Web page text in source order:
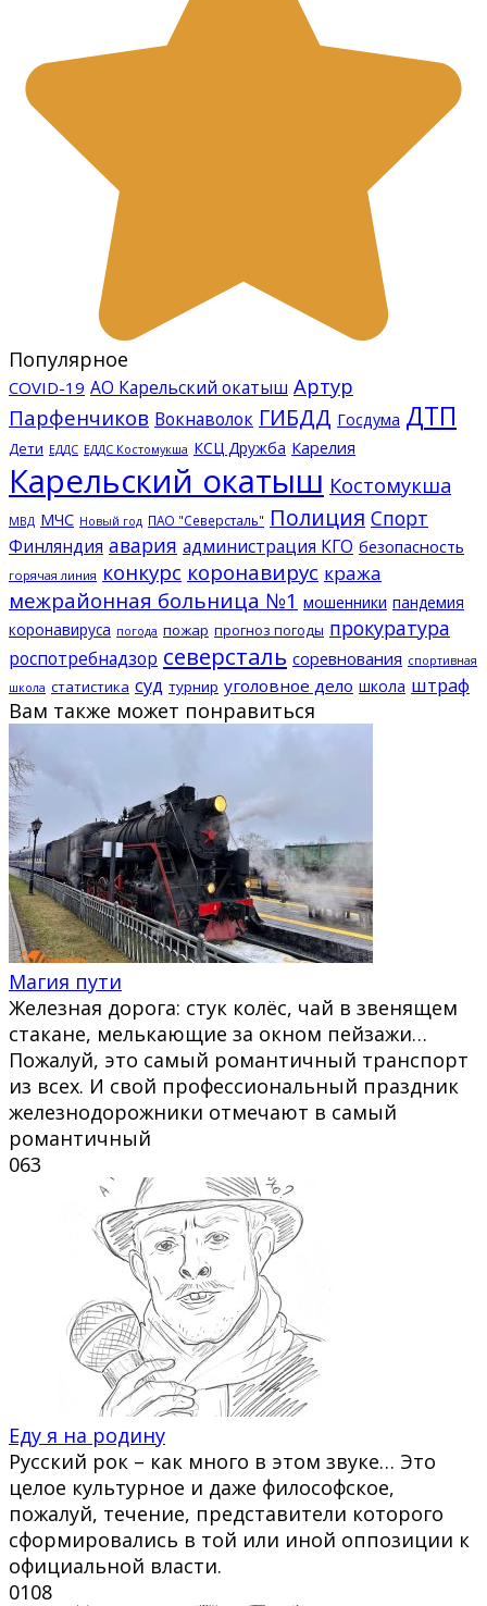
Популярное
COVID-19 АО Карельский окатыш Артур
Парфенчиков Вокнаволок ГИБДД Госдума ДТП
Дети ЕДДС ЕДДС Костомукша КСЦ Дружба Карелия
Карельский окатыш Костомукша
МВД МЧС Новый год ПАО "Северсталь" Полиция Спорт
Финляндия авария администрация КГО безопасность
горячая линия конкурс коронавирус кража
межрайонная больница №1 мошенники пандемия
коронавируса погода пожар прогноз погоды прокуратура
роспотребнадзор северсталь соревнования спортивная
школа статистика суд турнир уголовное дело школа штраф
Вам также может понравиться
Магия пути
Железная дорога: стук колёс, чай в звенящем
стакане, мелькающие за окном пейзажи…
Пожалуй, это самый романтичный транспорт
из всех. И свой профессиональный праздник
железнодорожники отмечают в самый
романтичный
063
Еду я на родину
Русский рок – как много в этом звуке… Это
целое культурное и даже философское,
пожалуй, течение, представители которого
сформировались в той или иной оппозиции к
официальной власти.
0108